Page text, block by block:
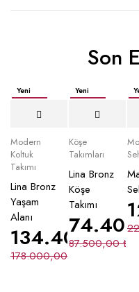
Son
Yeni
Modern
Koltuk
Takımı
Lina Bronz
Yaşam
Alanı
178.000,00
134.400,00₺
Yeni
Köşe
Takımları
Lina Bronz
Köşe
Takımı
87.500,00₺